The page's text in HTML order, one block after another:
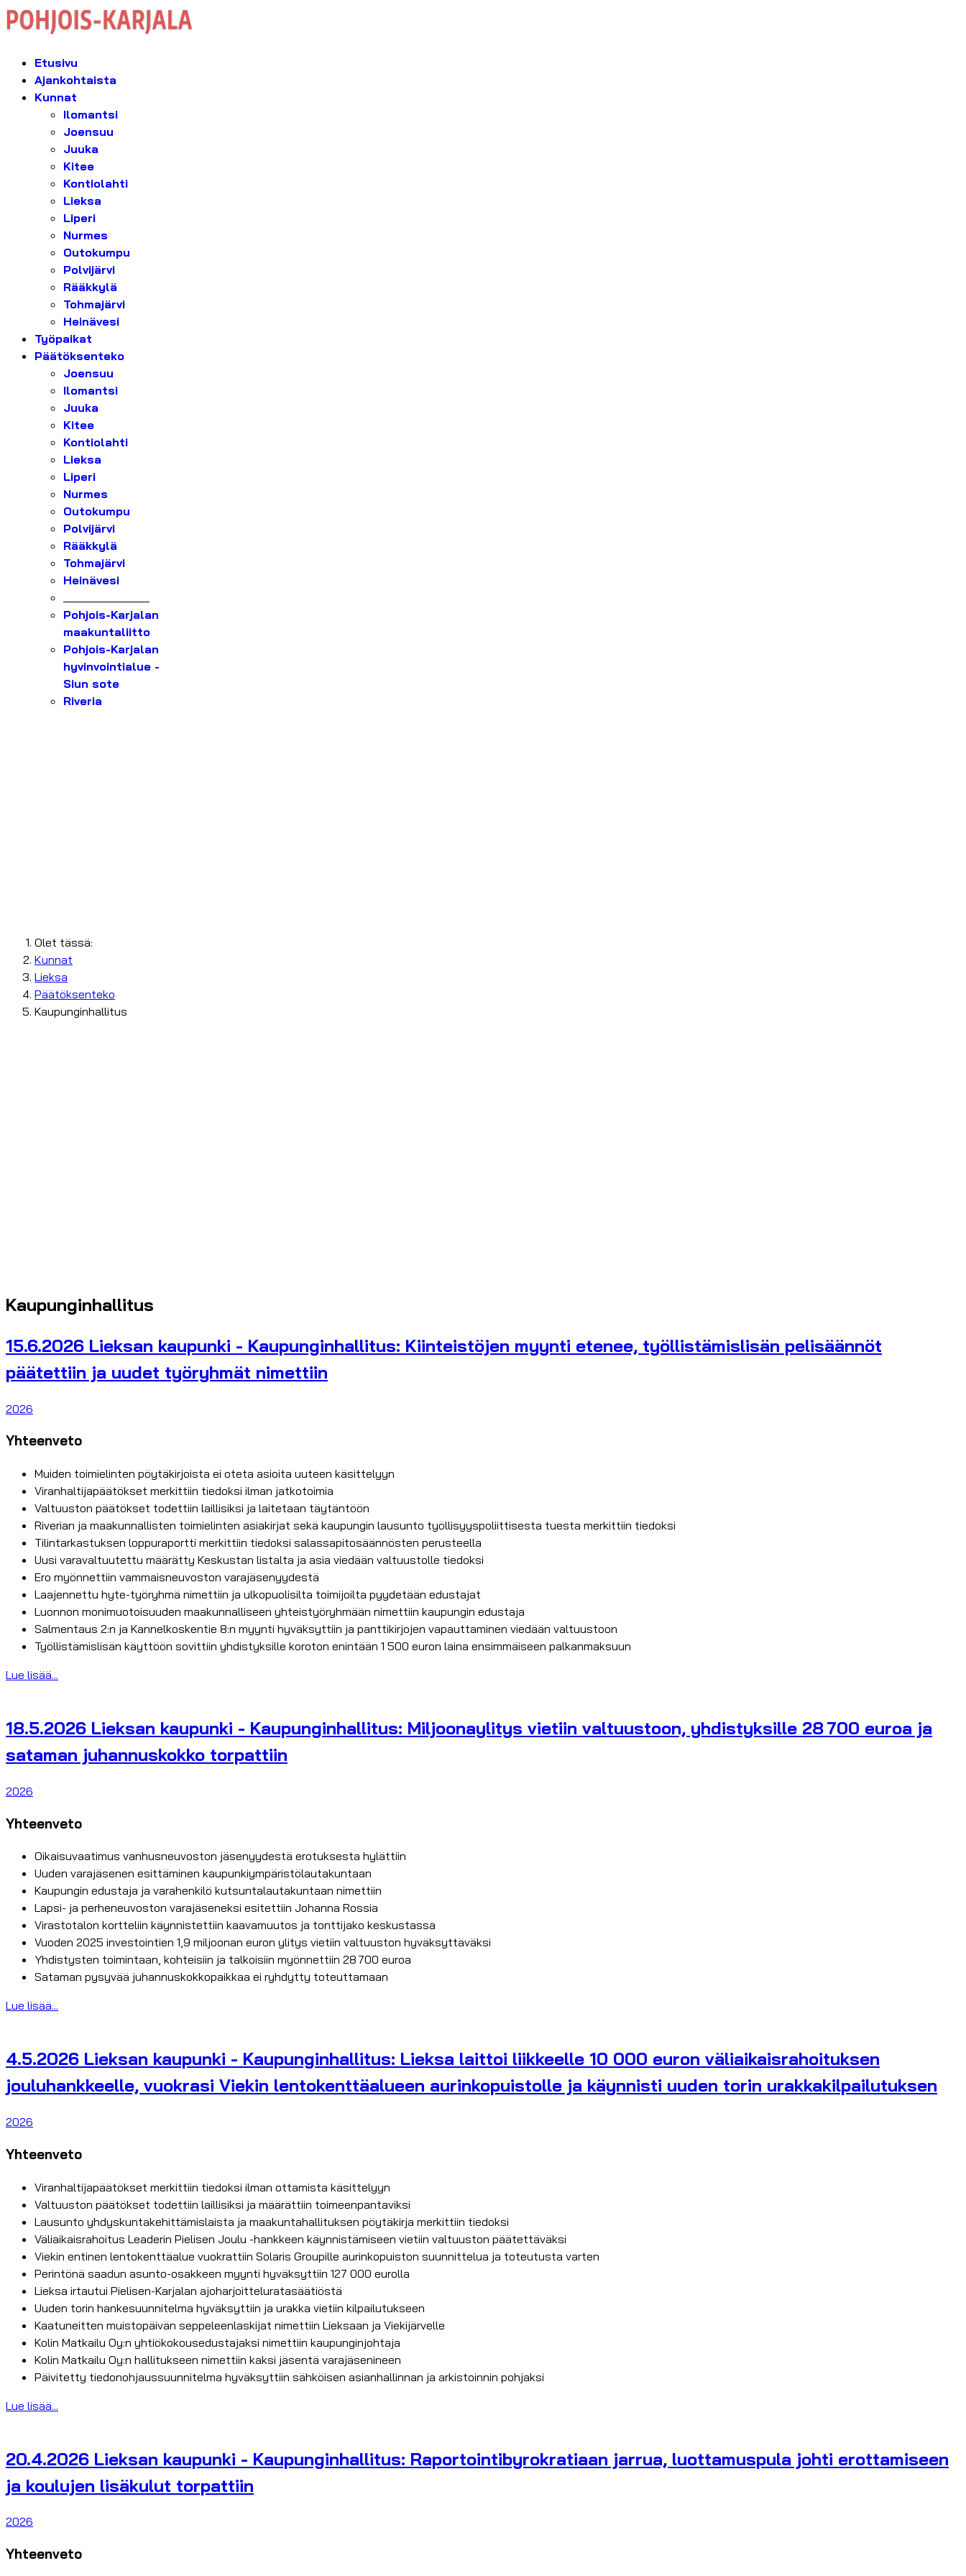
Etusivu
Ajankohtaista
Kunnat
Ilomantsi
Joensuu
Juuka
Kitee
Kontiolahti
Lieksa
Liperi
Nurmes
Outokumpu
Polvijärvi
Rääkkylä
Tohmajärvi
Heinävesi
Työpaikat
Päätöksenteko
Joensuu
Ilomantsi
Juuka
Kitee
Kontiolahti
Lieksa
Liperi
Nurmes
Outokumpu
Polvijärvi
Rääkkylä
Tohmajärvi
Heinävesi
Pohjois-Karjalan
maakuntaliitto
Pohjois-Karjalan
hyvinvointialue -
Siun sote
Riveria
Olet tässä:
Kunnat
Lieksa
Päätöksenteko
Kaupunginhallitus
Kaupunginhallitus
15.6.2026 Lieksan kaupunki - Kaupunginhallitus: Kiinteistöjen myynti etenee, työllistämislisän pelisäännöt
päätettiin ja uudet työryhmät nimettiin
2026
Yhteenveto
Muiden toimielinten pöytäkirjoista ei oteta asioita uuteen käsittelyyn
Viranhaltijapäätökset merkittiin tiedoksi ilman jatkotoimia
Valtuuston päätökset todettiin laillisiksi ja laitetaan täytäntöön
Riverian ja maakunnallisten toimielinten asiakirjat sekä kaupungin lausunto työllisyyspoliittisesta tuesta merkittiin tiedoksi
Tilintarkastuksen loppuraportti merkittiin tiedoksi salassapitosäännösten perusteella
Uusi varavaltuutettu määrätty Keskustan listalta ja asia viedään valtuustolle tiedoksi
Ero myönnettiin vammaisneuvoston varajäsenyydestä
Laajennettu hyte-työryhmä nimettiin ja ulkopuolisilta toimijoilta pyydetään edustajat
Luonnon monimuotoisuuden maakunnalliseen yhteistyöryhmään nimettiin kaupungin edustaja
Salmentaus 2:n ja Kannelkoskentie 8:n myynti hyväksyttiin ja panttikirjojen vapauttaminen viedään valtuustoon
Työllistämislisän käyttöön sovittiin yhdistyksille koroton enintään 1 500 euron laina ensimmäiseen palkanmaksuun
Lue lisää...
18.5.2026 Lieksan kaupunki - Kaupunginhallitus: Miljoonaylitys vietiin valtuustoon, yhdistyksille 28 700 euroa ja
sataman juhannuskokko torpattiin
2026
Yhteenveto
Oikaisuvaatimus vanhusneuvoston jäsenyydestä erotuksesta hylättiin
Uuden varajäsenen esittäminen kaupunkiympäristölautakuntaan
Kaupungin edustaja ja varahenkilö kutsuntalautakuntaan nimettiin
Lapsi- ja perheneuvoston varajäseneksi esitettiin Johanna Rossia
Virastotalon kortteliin käynnistettiin kaavamuutos ja tonttijako keskustassa
Vuoden 2025 investointien 1,9 miljoonan euron ylitys vietiin valtuuston hyväksyttäväksi
Yhdistysten toimintaan, kohteisiin ja talkoisiin myönnettiin 28 700 euroa
Sataman pysyvää juhannuskokkopaikkaa ei ryhdytty toteuttamaan
Lue lisää...
4.5.2026 Lieksan kaupunki - Kaupunginhallitus: Lieksa laittoi liikkeelle 10 000 euron väliaikaisrahoituksen
jouluhankkeelle, vuokrasi Viekin lentokenttäalueen aurinkopuistolle ja käynnisti uuden torin urakkakilpailutuksen
2026
Yhteenveto
Viranhaltijapäätökset merkittiin tiedoksi ilman ottamista käsittelyyn
Valtuuston päätökset todettiin laillisiksi ja määrättiin toimeenpantaviksi
Lausunto yhdyskuntakehittämislaista ja maakuntahallituksen pöytäkirja merkittiin tiedoksi
Väliaikaisrahoitus Leaderin Pielisen Joulu -hankkeen käynnistämiseen vietiin valtuuston päätettäväksi
Viekin entinen lentokenttäalue vuokrattiin Solaris Groupille aurinkopuiston suunnittelua ja toteutusta varten
Perintönä saadun asunto-osakkeen myynti hyväksyttiin 127 000 eurolla
Lieksa irtautui Pielisen-Karjalan ajoharjoitteluratasäätiöstä
Uuden torin hankesuunnitelma hyväksyttiin ja urakka vietiin kilpailutukseen
Kaatuneitten muistopäivän seppeleenlaskijat nimettiin Lieksaan ja Viekijärvelle
Kolin Matkailu Oy:n yhtiökokousedustajaksi nimettiin kaupunginjohtaja
Kolin Matkailu Oy:n hallitukseen nimettiin kaksi jäsentä varajäsenineen
Päivitetty tiedonohjaussuunnitelma hyväksyttiin sähköisen asianhallinnan ja arkistoinnin pohjaksi
Lue lisää...
20.4.2026 Lieksan kaupunki - Kaupunginhallitus: Raportointibyrokratiaan jarrua, luottamuspula johti erottamiseen
ja koulujen lisäkulut torpattiin
2026
Yhteenveto